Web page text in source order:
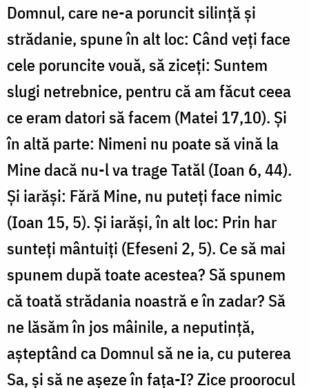
Domnul, care ne-a poruncit silinţă şi
strădanie, spune în alt loc: Când veţi face
cele poruncite vouă, să ziceţi: Suntem
slugi netrebnice, pentru că am făcut ceea
ce eram datori să facem (Matei 17,10). Şi
în altă parte: Nimeni nu poate să vină la
Mine dacă nu-l va trage Tatăl (Ioan 6, 44).
Şi iarăşi: Fără Mine, nu puteţi face ni­mic
(Ioan 15, 5). Şi iarăşi, în alt loc: Prin har
sunteţi mântuiţi (Efeseni 2, 5). Ce să mai
spunem după toate acestea? Să spunem
că toată strădania noastră e în zadar? Să
ne lăsăm în jos mâinile, a neputin­ţă,
aşteptând ca Domnul să ne ia, cu puterea
Sa, şi să ne aşeze în faţa-I? Zice proorocul